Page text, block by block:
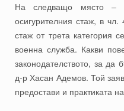
На следващо място –
осигурителния стаж, в
стаж от трета категория
военна служба. Какви
законодателството, за
д-р Хасан Адемов. Той
предостави и практиката